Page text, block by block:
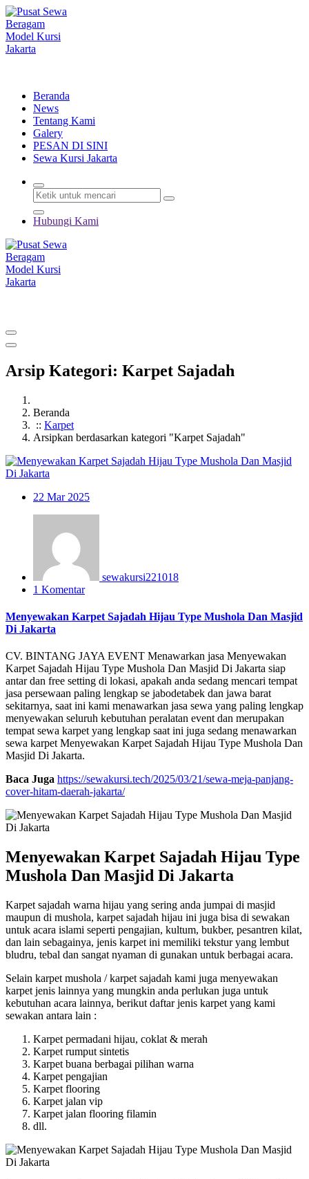
Lewati
ke
konten
Beranda
News
Tentang Kami
Galery
PESAN DI SINI
Sewa Kursi Jakarta
Hubungi Kami
Arsip Kategori: Karpet Sajadah
Beranda
:: Karpet
Arsipkan berdasarkan kategori "Karpet Sajadah"
22 Mar 2025
sewakursi221018
1 Komentar
Menyewakan Karpet Sajadah Hijau Type Mushola Dan Masjid
Di Jakarta
CV. BINTANG JAYA EVENT Menawarkan jasa Menyewakan
Karpet Sajadah Hijau Type Mushola Dan Masjid Di Jakarta siap
antar dan free setting di lokasi, apakah anda sedang mencari tempat
jasa persewaan paling lengkap se jabodetabek dan jawa barat
sekitarnya, saat ini kami menawarkan jasa sewa yang paling lengkap
menyewakan seluruh kebutuhan peralatan event dan merupakan
tempat sewa karpet yang lengkap saat ini juga sedang menawarkan
sewa karpet Menyewakan Karpet Sajadah Hijau Type Mushola Dan
Masjid Di Jakarta.
Baca Juga https://sewakursi.tech/2025/03/21/sewa-meja-panjang-
cover-hitam-daerah-jakarta/
Menyewakan Karpet Sajadah Hijau Type
Mushola Dan Masjid Di Jakarta
Karpet sajadah warna hijau yang sering anda jumpai di masjid
maupun di mushola, karpet sajadah hijau ini juga bisa di sewakan
untuk acara islami seperti pengajian, kultum, bukber, pesantren kilat,
dan lain sebagainya, jenis karpet ini memiliki tekstur yang lembut
bludru, tebal dan sangat nyaman di gunakan untuk berbagai acara.
Selain karpet mushola / karpet sajadah kami juga menyewakan
karpet jenis lainnya yang mungkin anda perlukan juga untuk
kebutuhan acara lainnya, berikut daftar jenis karpet yang kami
sewakan antara lain :
Karpet permadani hijau, coklat & merah
Karpet rumput sintetis
Karpet buana berbagai pilihan warna
Karpet pengajian
Karpet flooring
Karpet jalan vip
Karpet jalan flooring filamin
dll.